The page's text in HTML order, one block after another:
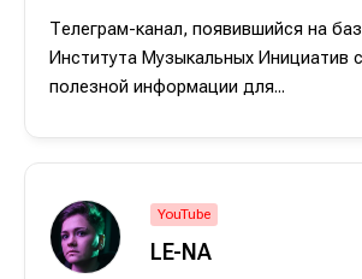
Написание
Исполнение
Инструменты
Написание
Исполнение
Инструменты
Телеграм-канал, появившийся на
Института Музыкальных Инициатив
полезной информации для...
YouTube
LE-NA